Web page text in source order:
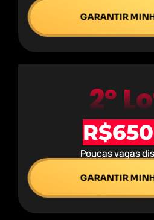
GARANTIR
2º
Poucas vagas
GARANTIR